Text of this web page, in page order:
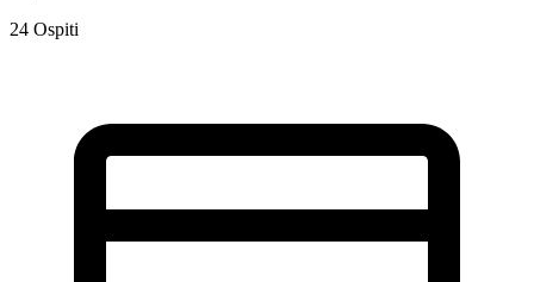
24 Ospiti